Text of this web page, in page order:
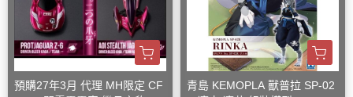
預購27年3月 代理 MH限定 CF
青島 KEMOPLA 獸普拉 SP-02